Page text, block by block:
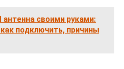
своими руками:
подключить, причины